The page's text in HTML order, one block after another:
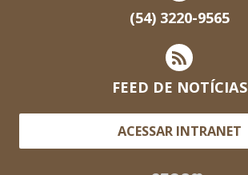
(54) 3220-9565
FEED DE NOTÍCIAS
ACESSAR INTRANET